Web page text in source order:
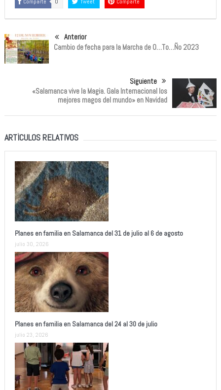
Anterior
Cambio de fecha para la Marcha de O…To…Ño 2023
Siguiente
«Salamanca vive la Magia. Gala Internacional los
mejores magos del mundo» en Navidad
ARTÍCULOS RELATIVOS
Planes en familia en Salamanca del 31 de julio al 6 de agosto
julio 30, 2026
Planes en familia en Salamanca del 24 al 30 de julio
julio 23, 2026